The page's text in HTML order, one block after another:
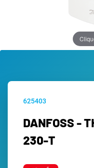
625403
DANFOSS -
230-T